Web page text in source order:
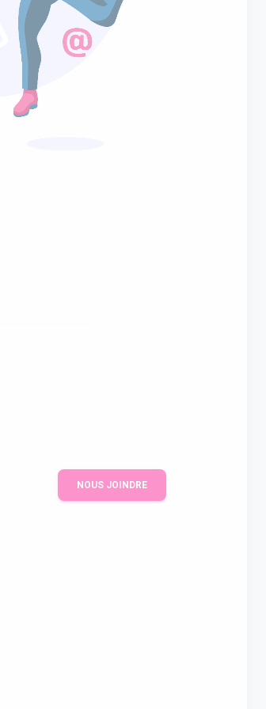
NOUS JOINDRE